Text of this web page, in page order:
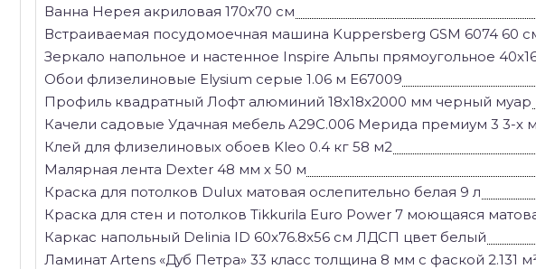
Ванна Нерея акриловая 170x70 см
Встраиваемая посудомоечная машина Kuppersberg GSM 6074 60
Зеркало напольное и настенное Inspire Альпы прямоугольное
Обои флизелиновые Elysium серые 1.06 м Е67009
Профиль квадратный Лофт алюминий 18x18x2000 мм черный муар
Качели садовые Удачная мебель A29C.006 Мерида премиум 3 3-х
Клей для флизелиновых обоев Kleo 0.4 кг 58 м2
Малярная лента Dexter 48 мм х 50 м
Краска для потолков Dulux матовая ослепительно белая 9 л
Краска для стен и потолков Tikkurila Euro Power 7 моющаяся
Каркас напольный Delinia ID 60x76.8x56 см ЛДСП цвет белый
Ламинат Artens «Дуб Петра» 33 класс толщина 8 мм с фаской 2.131